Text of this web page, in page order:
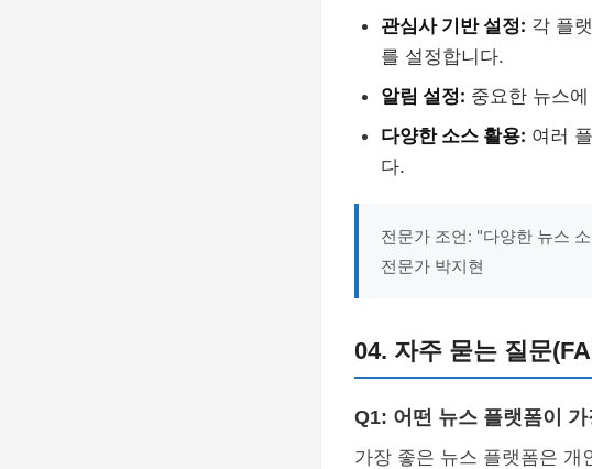
관심사 기반 설정: 각 플
를 설정합니다.
알림 설정: 중요한 뉴스
다양한 소스 활용: 여러
다.
전문가 조언: "다양한 뉴스
전문가 박지현
04. 자주 묻는 질문
Q1: 어떤 뉴스 플랫폼이
가장 좋은 뉴스 플랫폼은 개